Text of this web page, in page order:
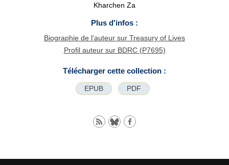
Kharchen Za
Plus d'infos :
Biographie de l'auteur sur Treasury of Lives
Profil auteur sur BDRC (P7695)
Télécharger cette collection :
EPUB PDF